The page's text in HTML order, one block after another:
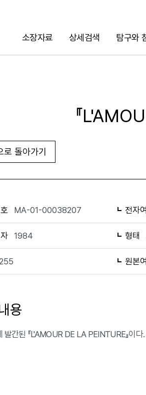
소장자료 상세검색 탐구와
검색
『
로 돌아가기
MA-01-00038207 전자
1984 형태
원본
용
발간된 『L'AMOUR DE LA PEINTURE』